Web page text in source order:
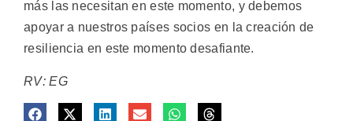
más las necesitan en este momento, y debemos
apoyar a nuestros países socios en la creación de
resiliencia en este momento desafiante.
RV: EG